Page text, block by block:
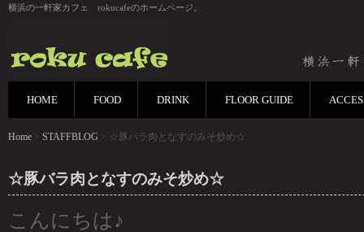
横浜の一軒家カフェ rokucafeのホームページ。
HOME FOOD DRINK FLOOR GUIDE
Home > STAFFBLOG > ☆豚バラ肉となすのみそ炒め☆
☆豚バラ肉となすのみそ炒め☆
こんにちは♪